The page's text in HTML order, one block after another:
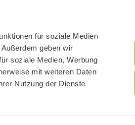
für soziale Medien
geben wir
soziale Medien, Werbung
mit weiteren Daten
Nutzung der Dienste